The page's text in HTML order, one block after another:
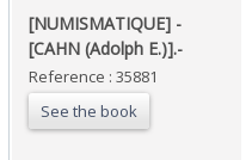
‎[NUMISMATIQUE] -
[CAHN (Adolph E.)].-‎
Reference : 35881
See the book